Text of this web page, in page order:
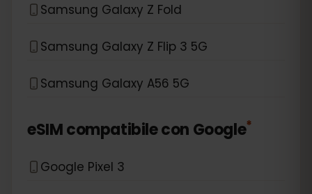
Samsung Galaxy Z Fold
Samsung Galaxy Z Flip 3 5G
Samsung Galaxy A56 5G
eSIM compatibile con Google*
Google Pixel 3